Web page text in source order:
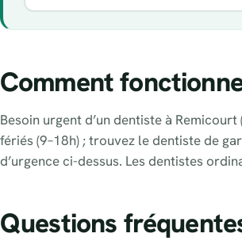
Comment
Besoin urgent d’un dentiste à
fériés (9–18h) ; trouvez le dentiste de
d’urgence ci-dessus. Les dentistes
Questions